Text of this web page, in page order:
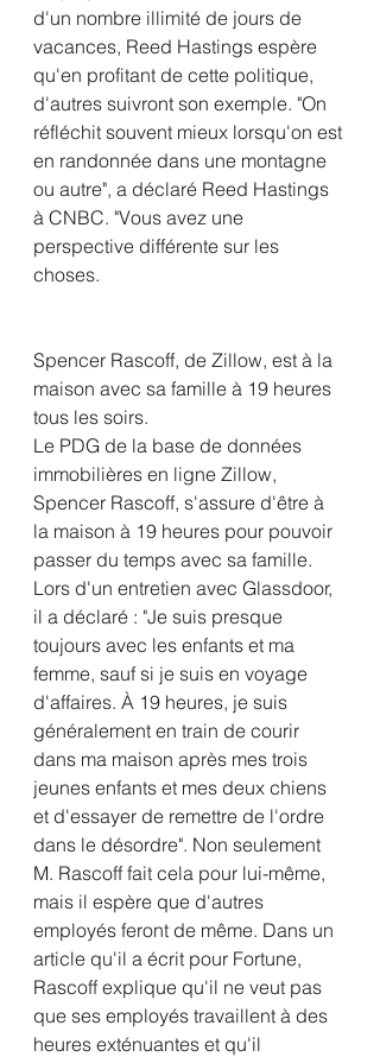
d'un nombre illimité de jours de
vacances, Reed Hastings espère
qu'en profitant de cette politique,
d'autres suivront son exemple. "On
réfléchit souvent mieux lorsqu'on est
en randonnée dans une montagne
ou autre", a déclaré Reed Hastings
à CNBC. "Vous avez une
perspective différente sur les
choses.
Spencer Rascoff, de Zillow, est à la
maison avec sa famille à 19 heures
tous les soirs.
Le PDG de la base de données
immobilières en ligne Zillow,
Spencer Rascoff, s'assure d'être à
la maison à 19 heures pour pouvoir
passer du temps avec sa famille.
Lors d'un entretien avec Glassdoor,
il a déclaré : "Je suis presque
toujours avec les enfants et ma
femme, sauf si je suis en voyage
d'affaires. À 19 heures, je suis
généralement en train de courir
dans ma maison après mes trois
jeunes enfants et mes deux chiens
et d'essayer de remettre de l'ordre
dans le désordre". Non seulement
M. Rascoff fait cela pour lui-même,
mais il espère que d'autres
employés feront de même. Dans un
article qu'il a écrit pour Fortune,
Rascoff explique qu'il ne veut pas
que ses employés travaillent à des
heures exténuantes et qu'il